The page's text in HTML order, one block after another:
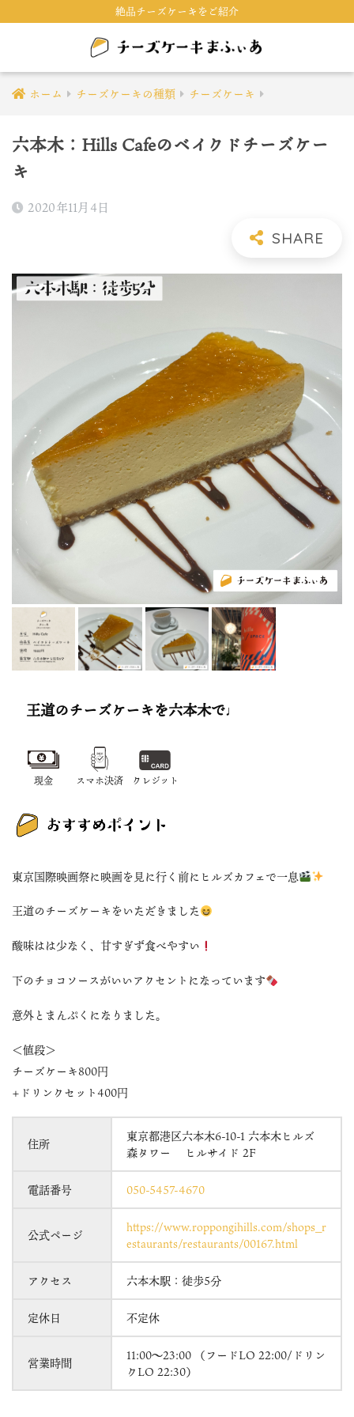
絶品チーズケーキをご紹介
ホーム チーズケーキの種類 チーズケーキ
六本木：Hills Cafeのベイクドチーズケー
キ
2020年11月4日
王道のチーズケーキを六本木で♩
現金 スマホ決済 クレジット
東京国際映画祭に映画を見に行く前にヒルズカフェで一息
王道のチーズケーキをいただきました
酸味はは少なく、甘すぎず食べやすい
下のチョコソースがいいアクセントになっています
意外とまんぷくになりました。
＜値段＞
チーズケーキ800円
+ドリンクセット400円
住所
東京都港区六本木6-10-1 六本木ヒルズ
森タワー ヒルサイド 2F
電話番号 050-5457-4670
公式ページ
https://www.roppongihills.com/shops_r
estaurants/restaurants/00167.html
アクセス 六本木駅：徒歩5分
定休日 不定休
営業時間
11:00～23:00 （フードLO 22:00/ドリン
クLO 22:30）